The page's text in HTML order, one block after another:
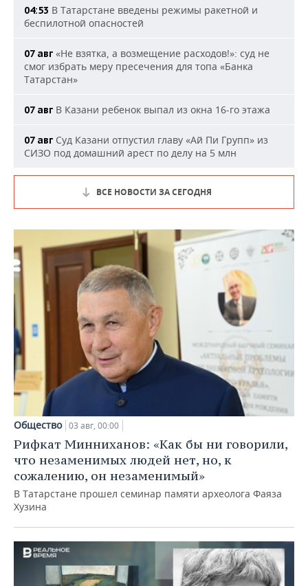
04:53 В Татарстане введены режимы ракетной и
беспилотной опасностей
07 авг «Не взятка, а возмещение расходов!»: суд не
смог избрать меру пресечения для топа «Банка
Татарстан»
07 авг В Казани ребенок выпал из окна 16-го этажа
07 авг Суд Казани отпустил главу «Ай Пи Групп» из
СИЗО под домашний арест по делу на 5 млн
ВСЕ НОВОСТИ ЗА СЕГОДНЯ
Общество 03 авг, 00:00
Рифкат Минниханов: «Как бы ни говорили,
что незаменимых людей нет, но, к
сожалению, он незаменимый»
В Татарстане прошел семинар памяти археолога Фаяза
Хузина